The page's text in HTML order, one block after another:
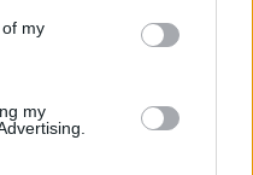
my
my
Ez az előadás
is. Különös káosz
azért törekednek a
él. Úgy